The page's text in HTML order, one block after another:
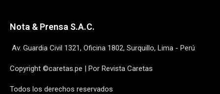
Nota & Prensa S.A.C.
Av. Guardia Civil 1321, Oficina 1802, Surquillo, Lima - Perú
Copyright ©caretas.pe | Por Revista Caretas
Todos los derechos reservados